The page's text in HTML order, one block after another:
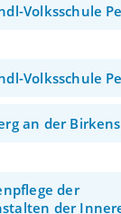
Volksschule
Volksschule
an der
der
der